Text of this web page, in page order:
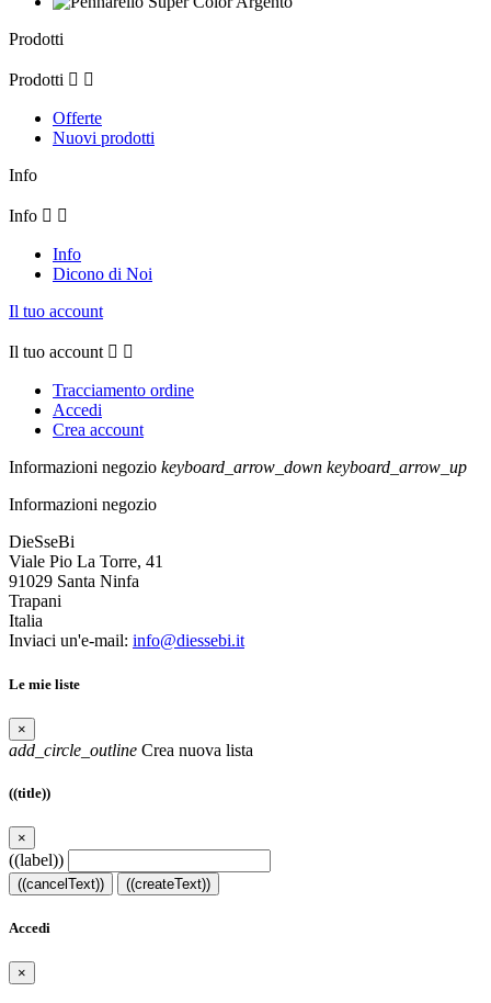
Prodotti
Prodotti  
Offerte
Nuovi prodotti
Info
Info  
Info
Dicono di Noi
Il tuo account
Il tuo account  
Tracciamento ordine
Accedi
Crea account
Informazioni negozio keyboard_arrow_down keyboard_arrow_up
Informazioni negozio
DieSseBi
Viale Pio La Torre, 41
91029 Santa Ninfa
Trapani
Italia
Inviaci un'e-mail: info@diessebi.it
Le mie liste
×
add_circle_outline Crea nuova lista
((title))
×
((label))
((cancelText)) ((createText))
Accedi
×